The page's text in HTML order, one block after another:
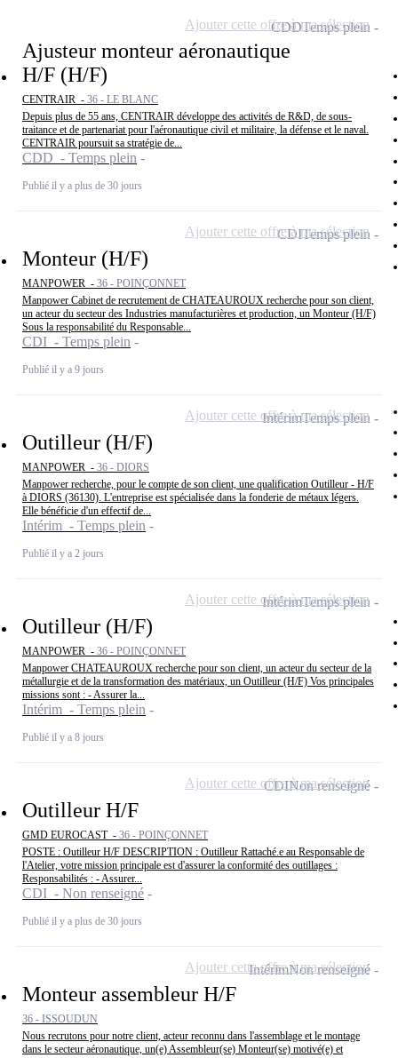
Ajusteur monteur aéronautique
H/F (H/F)
CENTRAIR - 36 - LE BLANC
Depuis plus de 55 ans, CENTRAIR développe des activités de R&D, de sous-
traitance et de partenariat pour l'aéronautique civil et militaire, la défense et le naval.
CENTRAIR poursuit sa stratégie de...
CDD - Temps plein
Publié il y a plus de 30 jours
CDDTemps plein
Ajouter cette offre à ma sélection
Monteur (H/F)
MANPOWER - 36 - POINÇONNET
Manpower Cabinet de recrutement de CHATEAUROUX recherche pour son client,
un acteur du secteur des Industries manufacturières et production, un Monteur (H/F)
Sous la responsabilité du Responsable...
CDI - Temps plein
Publié il y a 9 jours
CDITemps plein
Ajouter cette offre à ma sélection
Outilleur (H/F)
MANPOWER - 36 - DIORS
Manpower recherche, pour le compte de son client, une qualification Outilleur - H/F
à DIORS (36130). L'entreprise est spécialisée dans la fonderie de métaux légers.
Elle bénéficie d'un effectif de...
Intérim - Temps plein
Publié il y a 2 jours
IntérimTemps plein
Ajouter cette offre à ma sélection
Outilleur (H/F)
MANPOWER - 36 - POINÇONNET
Manpower CHATEAUROUX recherche pour son client, un acteur du secteur de la
métallurgie et de la transformation des matériaux, un Outilleur (H/F) Vos principales
missions sont : - Assurer la...
Intérim - Temps plein
Publié il y a 8 jours
IntérimTemps plein
Ajouter cette offre à ma sélection
Outilleur H/F
GMD EUROCAST - 36 - POINÇONNET
POSTE : Outilleur H/F DESCRIPTION : Outilleur Rattaché.e au Responsable de
l'Atelier, votre mission principale est d'assurer la conformité des outillages :
Responsabilités : - Assurer...
CDI - Non renseigné
Publié il y a plus de 30 jours
CDINon renseigné
Ajouter cette offre à ma sélection
Monteur assembleur H/F
36 - ISSOUDUN
Nous recrutons pour notre client, acteur reconnu dans l'assemblage et le montage
dans le secteur aéronautique, un(e) Assembleur(se) Monteur(se) motivé(e) et
IntérimNon renseigné
Ajouter cette offre à ma sélection